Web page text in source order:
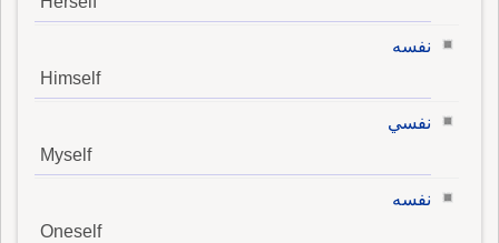
نفسه
Himself
نفسي
Myself
نفسه
Oneself